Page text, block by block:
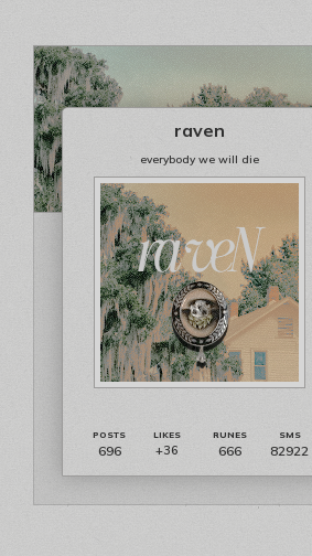
raven
everybody we will die
696 +36 666 82922